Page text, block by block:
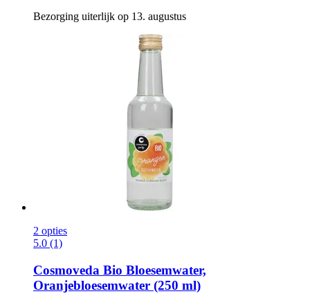
Bezorging uiterlijk op 13. augustus
2 opties
5.0 (1)
Cosmoveda Bio Bloesemwater,
Oranjebloesemwater (250 ml)